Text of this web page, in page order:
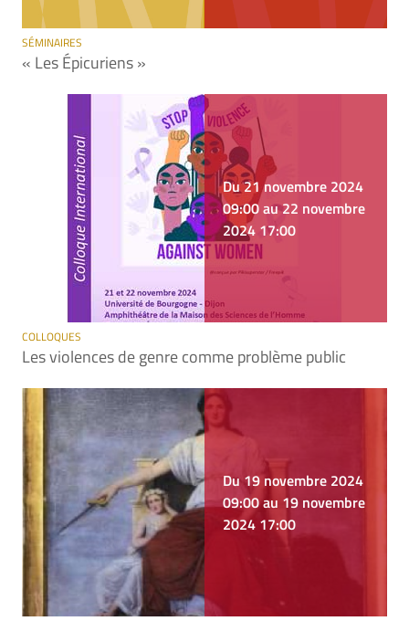
SÉMINAIRES
« Les Épicuriens »
Du 21 novembre 2024
09:00 au 22 novembre
2024 17:00
COLLOQUES
Les violences de genre comme problème public
Du 19 novembre 2024
09:00 au 19 novembre
2024 17:00